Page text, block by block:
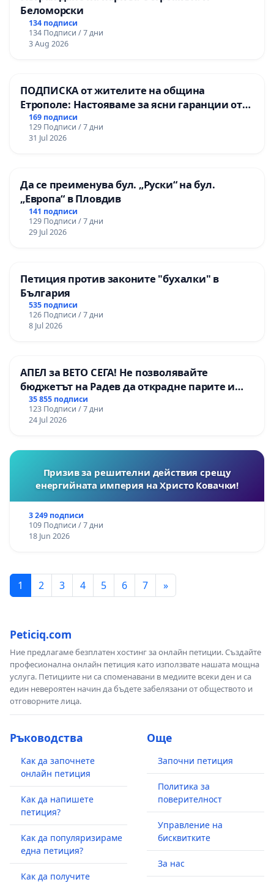
Беломорски
134 подписи
134 Подписи / 7 дни
3 Aug 2026
ПОДПИСКА от жителите на община
Етрополе: Настояваме за ясни гаранции от
“Елаците-МЕД” АД и от държавата, че ще се
изпълнят всички екологични норми!
169 подписи
129 Подписи / 7 дни
31 Jul 2026
Да се преименува бул. „Руски“ на бул.
„Европа“ в Пловдив
141 подписи
129 Подписи / 7 дни
29 Jul 2026
Петиция против законите "бухалки" в
България
535 подписи
126 Подписи / 7 дни
8 Jul 2026
АПЕЛ за ВЕТО СЕГА! Не позволявайте
бюджетът на Радев да открадне парите и
правата ни в тъмното
35 855 подписи
123 Подписи / 7 дни
24 Jul 2026
Призив за решителни действия срещу
енергийната империя на Христо Ковачки!
3 249 подписи
109 Подписи / 7 дни
18 Jun 2026
1 2 3 4 5 6 7 »
Peticiq.com
Ние предлагаме безплатен хостинг за онлайн петиции. Създайте
професионална онлайн петиция като използвате нашата мощна
услуга. Петициите ни са споменавани в медиите всеки ден и са
един невероятен начин да бъдете забелязани от обществото и
отговорните лица.
Ръководства
Как да започнете
онлайн петиция
Как да напишете
петиция?
Как да популяризираме
една петиция?
Как да получите
Още
Започни петиция
Политика за
поверителност
Управление на
бисквитките
За нас